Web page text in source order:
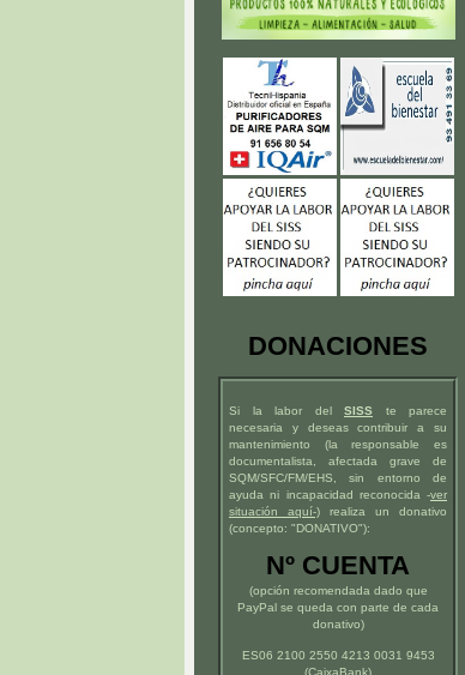
DONACIONES
Si la labor del SISS te parece
necesaria y deseas contribuir a su
mantenimiento (la responsable es
documentalista, afectada grave de
SQM/SFC/FM/EHS, sin entorno de
ayuda ni incapacidad reconocida -ver
situación aquí-) realiza un donativo
(concepto: "DONATIVO"):
Nº CUENTA
(opción recomendada dado que
PayPal se queda con parte de cada
donativo)
ES06 2100 2550 4213 0031 9453
(CaixaBank)